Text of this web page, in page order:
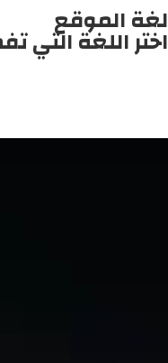
لغة الموقع
اختر اللغة